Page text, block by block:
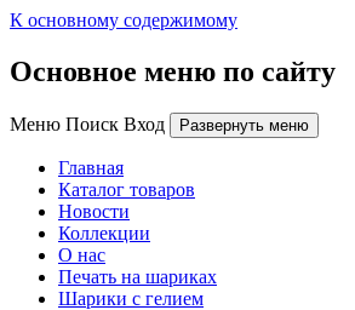
К основному содержимому
Основное меню по сайту
Меню Поиск Вход Развернуть меню
Главная
Каталог товаров
Новости
Коллекции
О нас
Печать на шариках
Шарики с гелием